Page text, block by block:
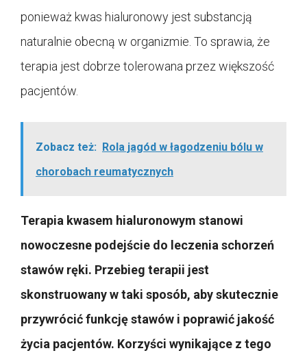
ponieważ kwas hialuronowy jest substancją
naturalnie obecną w organizmie. To sprawia, że
terapia jest dobrze tolerowana przez większość
pacjentów.
Zobacz też: Rola jagód w łagodzeniu bólu w
chorobach reumatycznych
Terapia kwasem hialuronowym stanowi
nowoczesne podejście do leczenia schorzeń
stawów ręki. Przebieg terapii jest
skonstruowany w taki sposób, aby skutecznie
przywrócić funkcję stawów i poprawić jakość
życia pacjentów. Korzyści wynikające z tego